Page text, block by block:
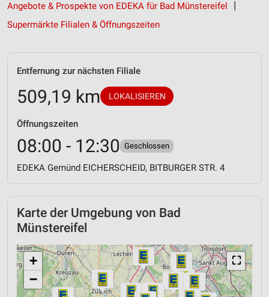
Angebote & Prospekte von EDEKA für Bad Münstereifel
Supermärkte Filialen & Öffnungszeiten
Entfernung zur nächsten Filiale
509,19 km LOKALISIEREN
Öffnungszeiten
08:00 - 12:30 Geschlossen
EDEKA Gemünd EICHERSCHEID, BITBURGER STR. 4
Karte der Umgebung von Bad
Münstereifel
⛶
+
−